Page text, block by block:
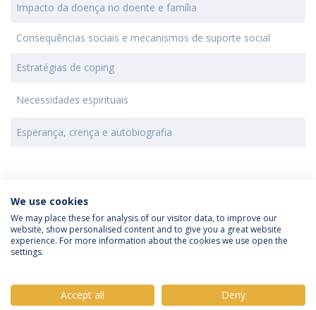
Impacto da doença no doente e família
Consequências sociais e mecanismos de suporte social
Estratégias de coping
Necessidades espirituais
Esperança, crença e autobiografia
Política de Privacidade
Termos e Condições
We use cookies
We may place these for analysis of our visitor data, to improve our
website, show personalised content and to give you a great website
experience. For more information about the cookies we use open the
settings.
Accept all Deny